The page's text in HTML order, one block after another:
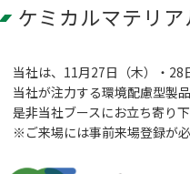
ケミカルマテリ
当社は、11月27日（木）・28
当社が注力する環境配慮型製
是非当社ブースにお立ち寄り下
※ご来場には事前来場登録が必